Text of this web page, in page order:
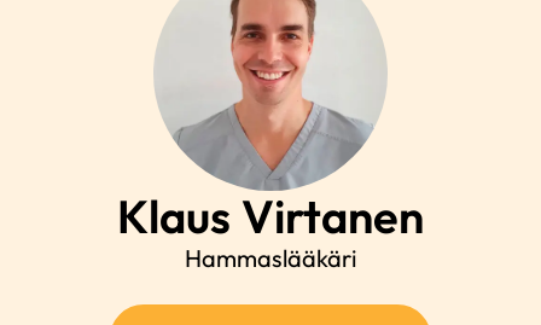
Klaus Virtanen
Hammaslääkäri